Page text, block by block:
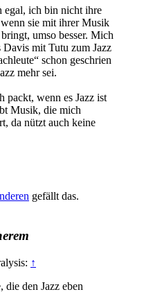
egal, ich bin nicht ihre
sie mit ihrer Musik
umso besser. Mich
Davis mit Tutu zum Jazz
schon geschrien
mehr sei.
packt, wenn es Jazz ist
Musik, die mich
da nützt auch keine
gefällt das.
↑
die den Jazz eben